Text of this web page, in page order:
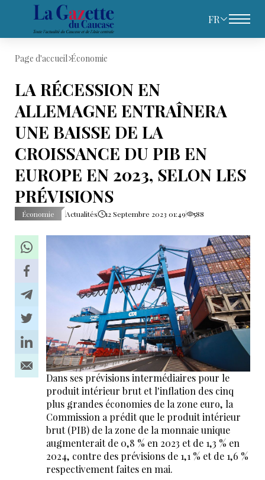
FR
Page d'accueil Économie
LA RÉCESSION EN
ALLEMAGNE ENTRAÎNERA
UNE BAISSE DE LA
CROISSANCE DU PIB EN
EUROPE EN 2023, SELON LES
PRÉVISIONS
Économie Actualités 12 Septembre 2023 01:49 588
Dans ses prévisions intermédiaires pour le
produit intérieur brut et l'inflation des cinq
plus grandes économies de la zone euro, la
Commission a prédit que le produit intérieur
brut (PIB) de la zone de la monnaie unique
augmenterait de 0,8 % en 2023 et de 1,3 % en
2024, contre des prévisions de 1,1 % et de 1,6 %
respectivement faites en mai.